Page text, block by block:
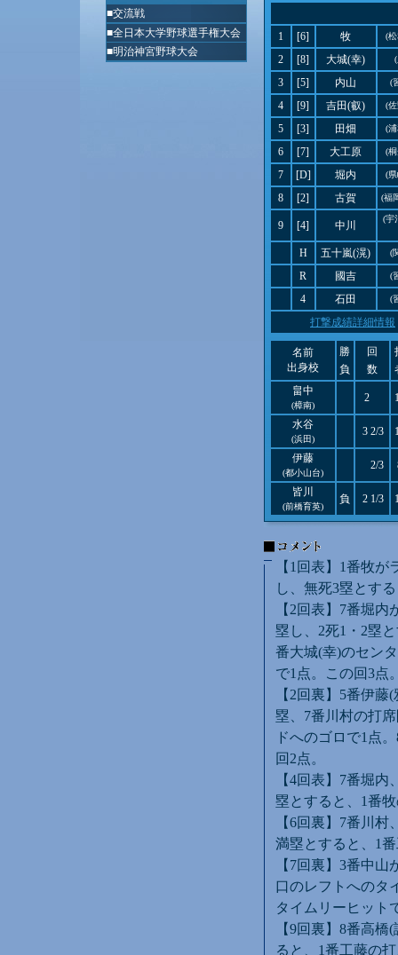
■交流戦
■全日本大学野球選手権大会
■明治神宮野球大会
1 [6] 牧 (
2 [8] 大城(幸)
3 [5] 内山 (
4 [9] 吉田(叡) (
5 [3] 田畑 (
6 [7] 大工原 (
7 [D] 堀内 (
8 [2] 古賀 (福
9 [4] 中川
(宇
H 五十嵐(滉) (
R 國吉 (
4 石田 (
打撃成績詳細情報
名前
出身校
勝
負
回
数
畠中
(樟南)
2
水谷
(浜田)
3 2/3
伊藤
(都小山台)
2/3
皆川
(前橋育英)
負 2 1/3
【1回表】1番牧
し、無死3塁とす
【2回表】7番堀
塁し、2死1・2塁
番大城(幸)のセン
で1点。この回3点
【2回裏】5番伊
塁、7番川村の打
ドへのゴロで1点
回2点。
【4回表】7番堀
塁とすると、1番
【6回裏】7番川
満塁とすると、1
【7回裏】3番中
口のレフトへのタ
タイムリーヒット
【9回裏】8番高
ると、1番工藤の